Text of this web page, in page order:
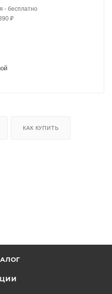
- бесплатно
₽
КАК КУПИТЬ